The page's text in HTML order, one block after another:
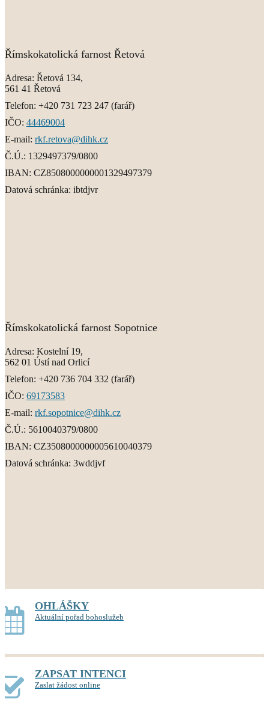
Římskokatolická farnost Řetová
Adresa: Řetová 134,
561 41 Řetová
Telefon: +420 731 723 247 (farář)
IČO: 44469004
E-mail: rkf.retova@dihk.cz
Č.Ú.: 1329497379/0800
IBAN: CZ8508000000001329497379
Datová schránka: ibtdjvr
Římskokatolická farnost Sopotnice
Adresa: Kostelní 19,
562 01 Ústí nad Orlicí
Telefon: +420 736 704 332 (farář)
IČO: 69173583
E-mail: rkf.sopotnice@dihk.cz
Č.Ú.: 5610040379/0800
IBAN: CZ3508000000005610040379
Datová schránka: 3wddjvf
OHLÁŠKY
Aktuální pořad bohoslužeb
ZAPSAT INTENCI
Zaslat žádost online